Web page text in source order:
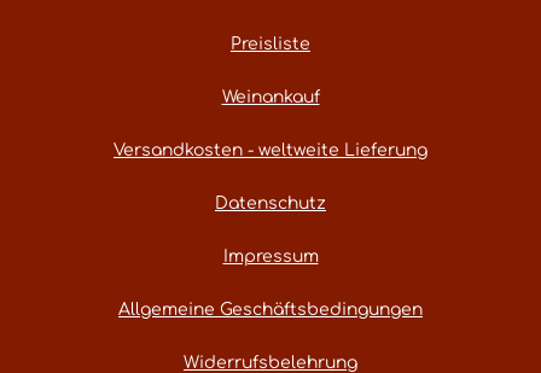
Preisliste
Weinankauf
Versandkosten - weltweite Lieferung
Datenschutz
Impressum
Allgemeine Geschäftsbedingungen
Widerrufsbelehrung